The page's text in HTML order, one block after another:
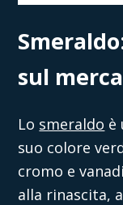
sul
Lo smeraldo è
suo colore
cromo e
alla rinascita,